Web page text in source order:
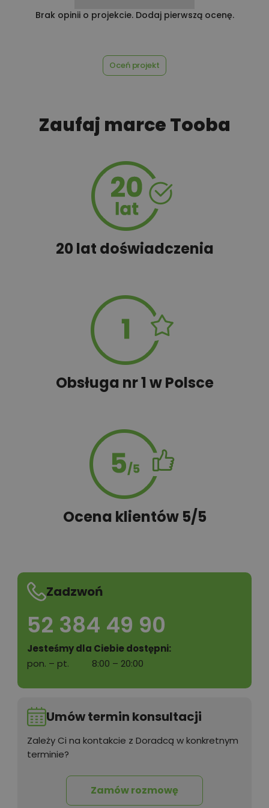
Tablica informacyjna
Zbiornik na ścieki sanitarne
Brak opinii o projekcie. Dodaj pierwszą ocenę.
Oceń projekt
Zaufaj marce Tooba
20 lat doświadczenia
Obsługa nr 1 w Polsce
Ocena klientów 5/5
Zadzwoń
52 384 49 90
Jesteśmy dla Ciebie dostępni:
pon. – pt.
8:00 – 20:00
Umów termin konsultacji
Zależy Ci na kontakcie z Doradcą w konkretnym
terminie?
Zamów rozmowę